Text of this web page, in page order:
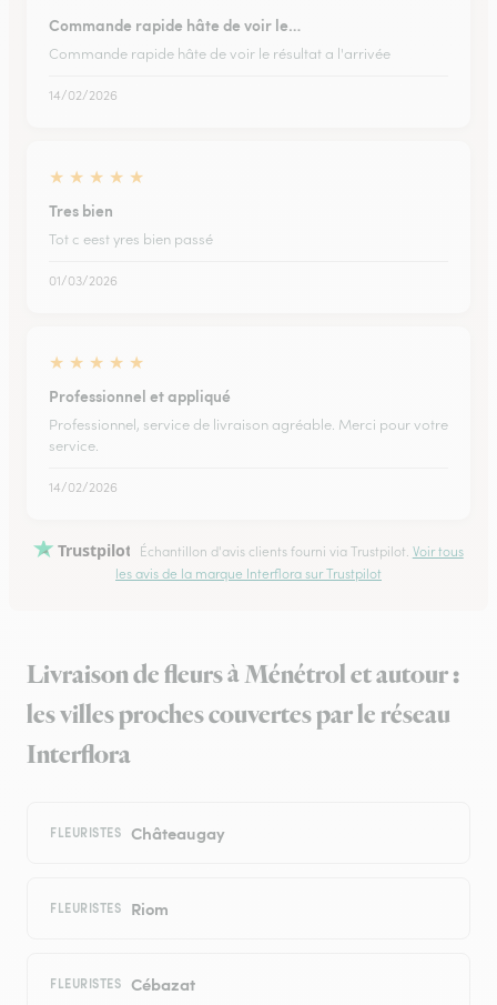
Commande rapide hâte de voir le…
Commande rapide hâte de voir le résultat a l'arrivée
14/02/2026
★ ★ ★ ★ ★
Tres bien
Tot c eest yres bien passé
01/03/2026
★ ★ ★ ★ ★
Professionnel et appliqué
Professionnel, service de livraison agréable. Merci pour votre
service.
14/02/2026
Trustpilot Échantillon d'avis clients fourni via Trustpilot. Voir tous
les avis de la marque Interflora sur Trustpilot
Livraison de fleurs à Ménétrol et autour :
les villes proches couvertes par le réseau
Interflora
FLEURISTES Châteaugay
FLEURISTES Riom
FLEURISTES Cébazat